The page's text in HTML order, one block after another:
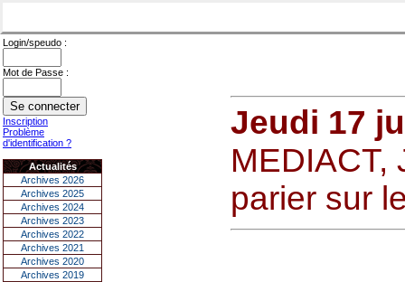
Login/speudo :
Mot de Passe :
Inscription
Problème
d'identification ?
Actualités
Archives 2026
Archives 2025
Archives 2024
Archives 2023
Archives 2022
Archives 2021
Archives 2020
Archives 2019
Jeudi 17
MEDIACT,
parier sur